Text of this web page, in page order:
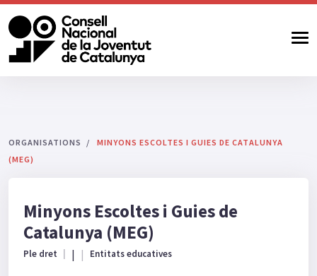
ORGANISATIONS
MINYONS ESCOLTES I GUIES DE CATALUNYA
(MEG)
Minyons Escoltes i Guies de
Catalunya (MEG)
Ple dret | Entitats educatives